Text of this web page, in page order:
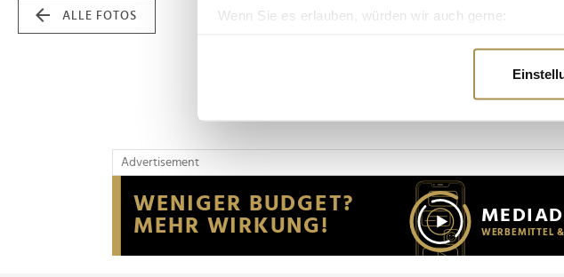
Wenn Sie es erlauben, würden wir auch gerne:
Erfahren Sie mehr darüber, wie Ihre persönlichen
Wir verwenden Cookies, um Inhalte und Anzeigen zu
Website an unsere Partner für soziale Medien,
möglicherweise mit weiteren Daten zusammen, die
der Dienste gesammelt haben.
ALLE FOTOS
Advertisement